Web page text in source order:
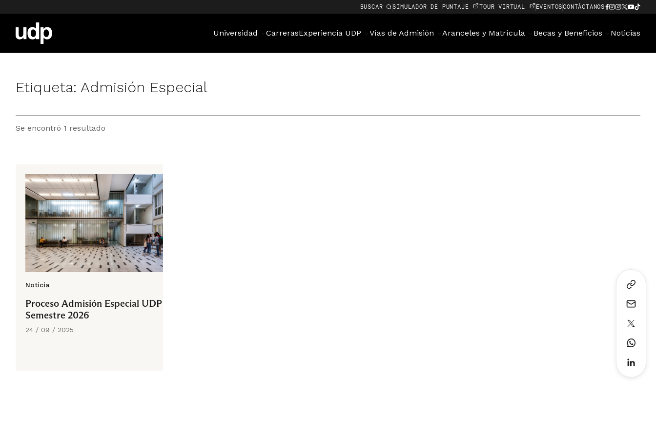
BUSCAR SIMULADOR DE PUNTAJE TOUR VIRTUAL EVENTOSCONTÁCTANOS
Universidad CarrerasExperiencia UDP Vías de Admisión Aranceles y Matrícula Becas y Beneficios Noticias
Etiqueta: Admisión Especial
Se encontró 1 resultado
Noticia
Proceso Admisión Especial UDP 1°
Semestre 2026
24 / 09 / 2025